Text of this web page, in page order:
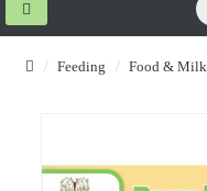
Feeding Food & Milk